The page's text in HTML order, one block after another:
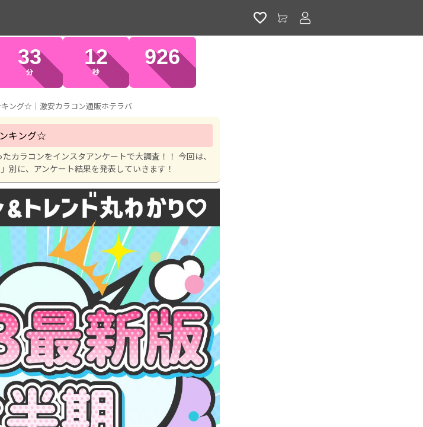
33
分
11
秒
086
ング☆｜激安カラコン通販ホテラバ
キング☆
カラコンをインスタアンケートで大調査！！ 今回は、
別に、アンケート結果を発表していきます！